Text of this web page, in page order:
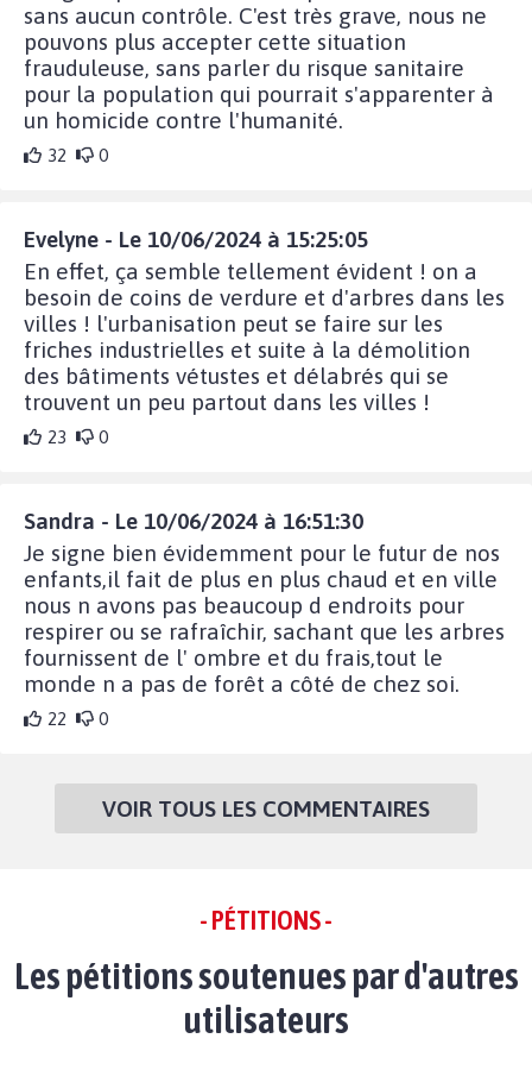
sans aucun contrôle. C'est très grave, nous ne
pouvons plus accepter cette situation
frauduleuse, sans parler du risque sanitaire
pour la population qui pourrait s'apparenter à
un homicide contre l'humanité.
32 0
Evelyne - Le 10/06/2024 à 15:25:05
En effet, ça semble tellement évident ! on a
besoin de coins de verdure et d'arbres dans les
villes ! l'urbanisation peut se faire sur les
friches industrielles et suite à la démolition
des bâtiments vétustes et délabrés qui se
trouvent un peu partout dans les villes !
23 0
Sandra - Le 10/06/2024 à 16:51:30
Je signe bien évidemment pour le futur de nos
enfants,il fait de plus en plus chaud et en ville
nous n avons pas beaucoup d endroits pour
respirer ou se rafraîchir, sachant que les arbres
fournissent de l' ombre et du frais,tout le
monde n a pas de forêt a côté de chez soi.
22 0
VOIR TOUS LES COMMENTAIRES
- PÉTITIONS -
Les pétitions soutenues par d'autres
utilisateurs